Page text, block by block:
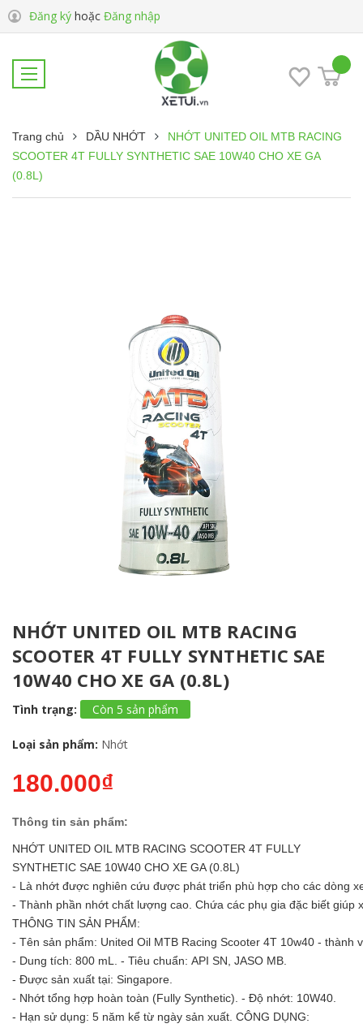
Đăng ký hoặc Đăng nhập
Trang chủ DẦU NHỚT
NHỚT UNITED OIL MTB RACING
SCOOTER 4T FULLY SYNTHETIC SAE 10W40 CHO XE GA
(0.8L)
NHỚT UNITED OIL MTB RACING
SCOOTER 4T FULLY SYNTHETIC SAE
10W40 CHO XE GA (0.8L)
Tình trạng: Còn 5 sản phẩm
Loại sản phẩm: Nhớt
180.000₫
Thông tin sản phẩm:
NHỚT UNITED OIL MTB RACING SCOOTER 4T FULLY
SYNTHETIC SAE 10W40 CHO XE GA (0.8L)
- Là nhớt được nghiên cứu được phát triển phù hợp cho các dòng
- Thành phần nhớt chất lượng cao. Chứa các phụ gia đặc biết giúp
THÔNG TIN SẢN PHẨM:
- Tên sản phẩm: United Oil MTB Racing Scooter 4T 10w40 - thành
- Dung tích: 800 mL. - Tiêu chuẩn: API SN, JASO MB.
- Được sản xuất tại: Singapore.
- Nhớt tổng hợp hoàn toàn (Fully Synthetic). - Độ nhớt: 10W40.
- Hạn sử dụng: 5 năm kể từ ngày sản xuất. CÔNG DỤNG: